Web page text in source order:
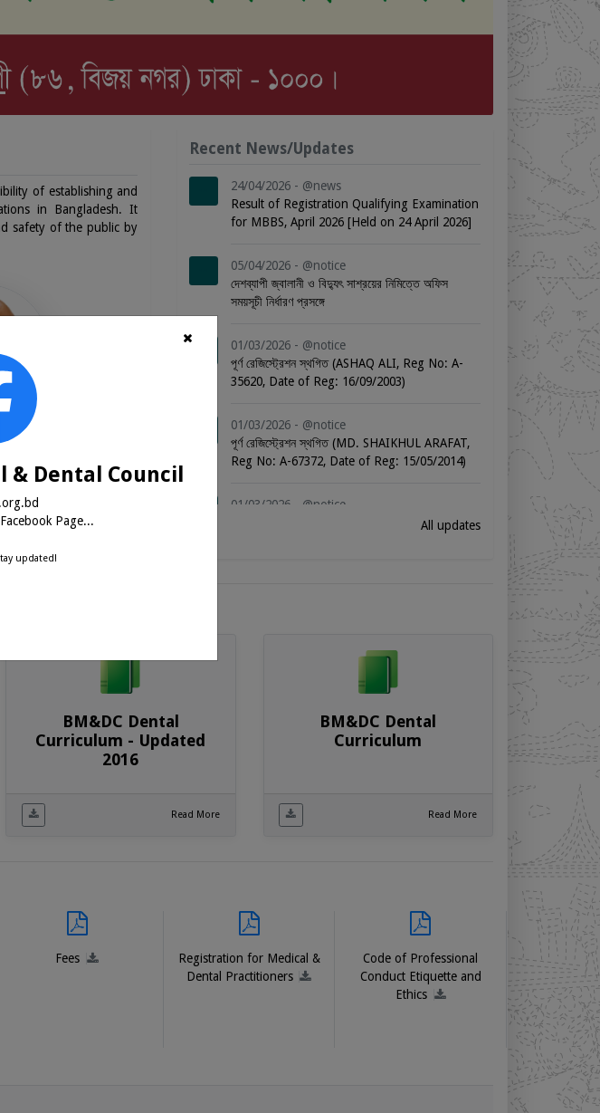
of establishing and
in Bangladesh. It
safety of the public by
Hossain
Dental Council
Recent News/Updates
24/04/2026 - @news
Result of Registration Qualifying Examination
for MBBS, April 2026 [Held on 24 April 2026]
05/04/2026 - @notice
দেশব্যাপী জ্বালানী ও বিদ্যুৎ সাশ্রয়ের নিমিত্তে অফিস
সময়সূচী নির্ধারণ প্রসঙ্গে
01/03/2026 - @notice
পূর্ণ রেজিস্ট্রেশন স্থগিত (ASHAQ ALI, Reg No: A-
35620, Date of Reg: 16/09/2003)
01/03/2026 - @notice
পূর্ণ রেজিস্ট্রেশন স্থগিত (MD. SHAIKHUL ARAFAT,
Reg No: A-67372, Date of Reg: 15/05/2014)
01/03/2026 - @notice
পূর্ণ রেজিস্ট্রেশন স্থগিত (MARINA JESMIN, Reg No:
পূর্ণ রেজিস্ট্রেশন স্থগিত (TASNUVA MAHZABEEN,
01/03/2026 - @notice
01/03/2026 - @notice
Notice for Internship under Govt. Medical
College (For Registration Qualifying Exam -
MBBS - April 2026)
All updates
BM&DC Dental
Curriculum - Updated
2016
Read More
BM&DC Dental
Curriculum
Read More
Fees
Registration for Medical &
Dental Practitioners
Code of Professional
Conduct Etiquette and
Ethics
& Dental Council
Page...
updated!